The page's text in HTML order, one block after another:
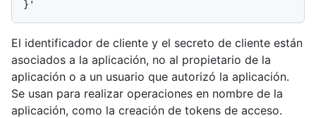
El identificador de cliente y el secreto de cliente están
asociados a la aplicación, no al propietario de la
aplicación o a un usuario que autorizó la aplicación.
Se usan para realizar operaciones en nombre de la
aplicación, como la creación de tokens de acceso.